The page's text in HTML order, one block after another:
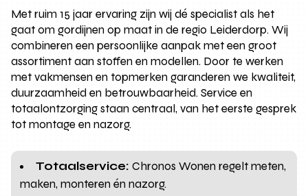
Met ruim 15 jaar ervaring zijn wij dé specialist als het
gaat om gordijnen op maat in de regio Leiderdorp. Wij
combineren een persoonlijke aanpak met een groot
assortiment aan stoffen en modellen. Door te werken
met vakmensen en topmerken garanderen we kwaliteit,
duurzaamheid en betrouwbaarheid. Service en
totaalontzorging staan centraal, van het eerste gesprek
tot montage en nazorg.
Totaalservice: Chronos Wonen regelt meten,
maken, monteren én nazorg.